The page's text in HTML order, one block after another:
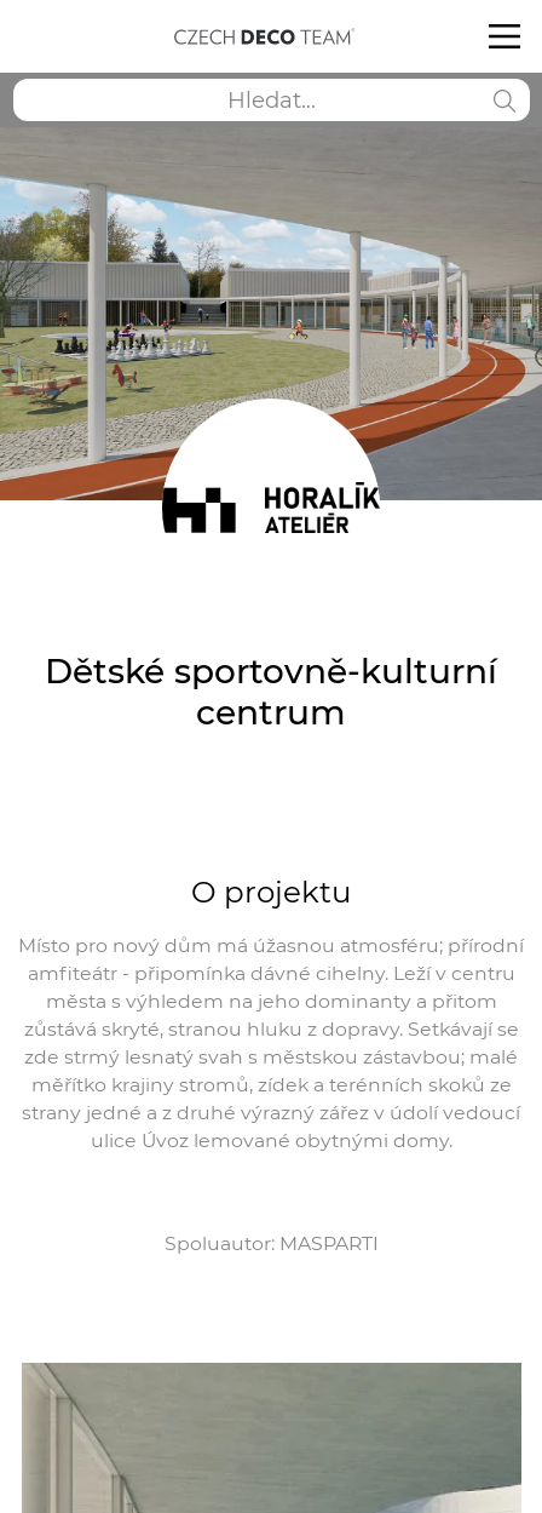
Dětské sportovně-kulturní
centrum
O projektu
Místo pro nový dům má úžasnou atmosféru; přírodní
amfiteátr - připomínka dávné cihelny. Leží v centru
města s výhledem na jeho dominanty a přitom
zůstává skryté, stranou hluku z dopravy. Setkávají se
zde strmý lesnatý svah s městskou zástavbou; malé
měřítko krajiny stromů, zídek a terénních skoků ze
strany jedné a z druhé výrazný zářez v údolí vedoucí
ulice Úvoz lemované obytnými domy.
Spoluautor: MASPARTI